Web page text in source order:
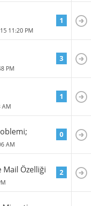
11:20 PM
1
PM
3
AM
1
AM
0
Mail Özelliği 2